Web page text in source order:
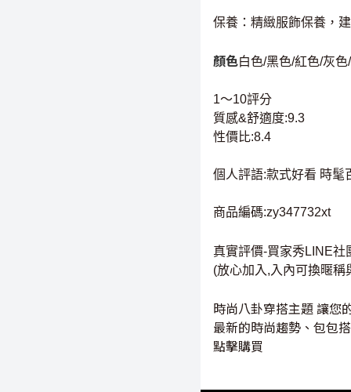
保養：精緻服飾保養，
顏色白色/黑色/紅色/灰
1～10評分
質感&舒適度:9.3
性價比:8.4
個人評語:款式好看 時髦
商品編碼:zy347732xt
真實評價-買家秀LINE社
(放心加入,入內可換暱稱
時尚八卦穿搭主題 讓您
最新的時尚趨勢、包包
點擊購買